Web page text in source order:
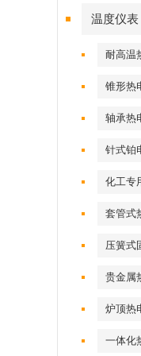
温度仪表
耐高温
锥形热
轴承热
针式铂
化工专
套管式
压簧式
贵金属
炉顶热
一体化